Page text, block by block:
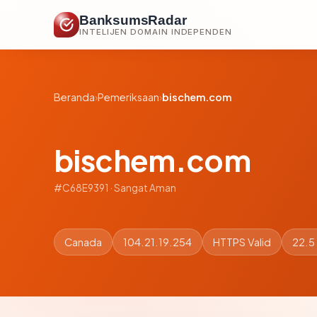
BanksumsRadar
INTELIJEN DOMAIN INDEPENDEN
Beranda›Pemeriksaan›bischem.com
bischem.com
#C68E9391 · Sangat Aman
Canada 104.21.19.254 HTTPS Valid 22.5